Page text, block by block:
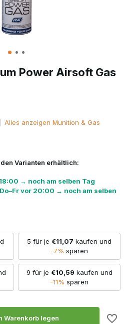
Power Airsoft Gas
Alles anzeigen Munition & Gas
Varianten erhältlich:
→ noch am selben Tag
vor 20:00 → noch am selben
5 für je €11,07 kaufen und
-7% sparen
9 für je €10,59 kaufen und
-11% sparen
Warenkorb legen